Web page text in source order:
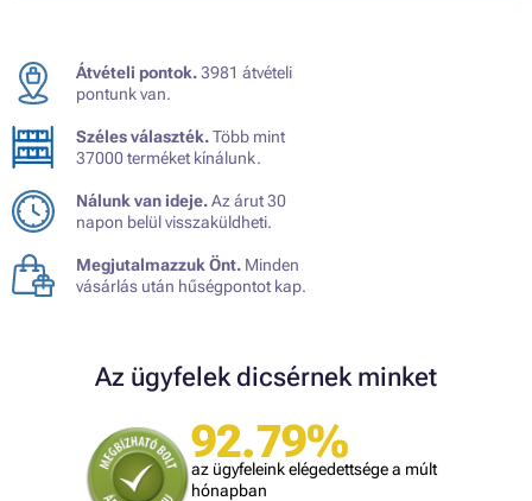
Átvételi pontok.3981 átvételi
pontunk van.
Széles választék.Több mint
37000 terméket kínálunk.
Nálunk van ideje.Az árut 30
napon belül visszaküldheti.
Megjutalmazzuk Önt. Minden
vásárlás után hűségpontot kap.
Az ügyfelek dicsérnek minket
92.79%
az ügyfeleink elégedettsége a múlt
hónapban